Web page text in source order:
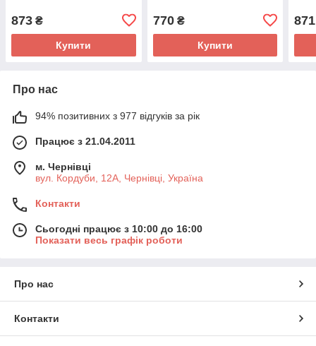
873 ₴
Купити
770₴
Купити
871
Про нас
94% позитивних з 977 відгуків за рік
Працює з 21.04.2011
м. Чернівці
вул. Кордуби, 12А, Чернівці, Україна
Контакти
Сьогодні працює з 10:00 до 16:00
Показати весь графік роботи
Про нас
Контакти